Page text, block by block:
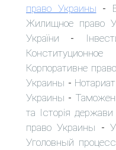
право Украины -
Жилищное право
України -
Корпоративне
Украины -
Украины -
та Історія держави
право Украины -
Уголовный